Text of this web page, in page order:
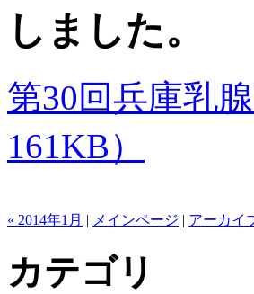
しました。
第30回兵庫乳
161KB）
« 2014年1月 | メインページ | アーカイ
カテゴリ